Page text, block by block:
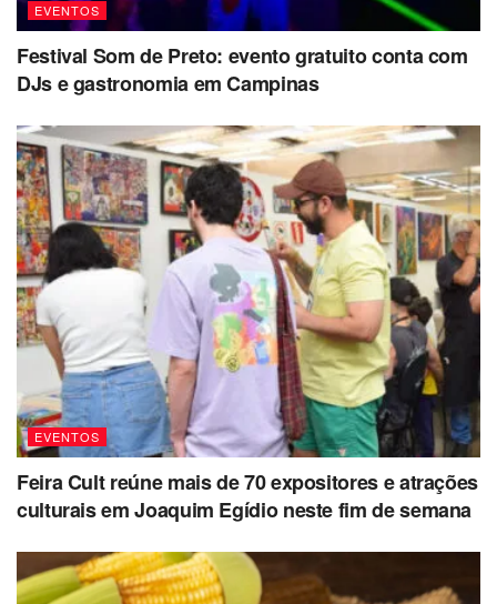
EVENTOS
Festival Som de Preto: evento gratuito conta com
DJs e gastronomia em Campinas
EVENTOS
Feira Cult reúne mais de 70 expositores e atrações
culturais em Joaquim Egídio neste fim de semana